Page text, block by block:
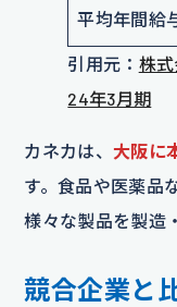
平均年間給
引用元： 株
24年3月期
カネカは、 大阪に
す。食品や医薬品
様々な製品を製造
競合企業と